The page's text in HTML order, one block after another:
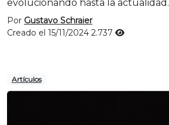
evolucionando hasta la actualidad.
Por Gustavo Schraier
Creado el 15/11/2024 2.737
Artículos